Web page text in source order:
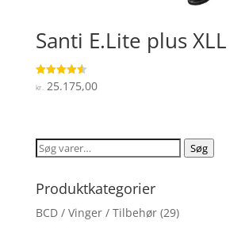
Santi E.Lite plus XLL
Vurderet
4.6
kr.25.175,00
Søg
Søg
Produktkategorier
BCD / Vinger / Tilbehør (29)